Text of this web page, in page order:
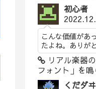
初心者
こんな価値があ
たよね。ありが
リアル楽器
フォント」を
くだダ